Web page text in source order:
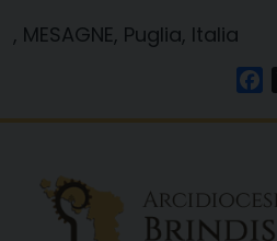
, MESAGNE, Puglia, Italia